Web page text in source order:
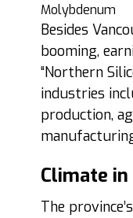
Molybdenum
Besides
booming,
“Northern
industries
production,
Climate
The